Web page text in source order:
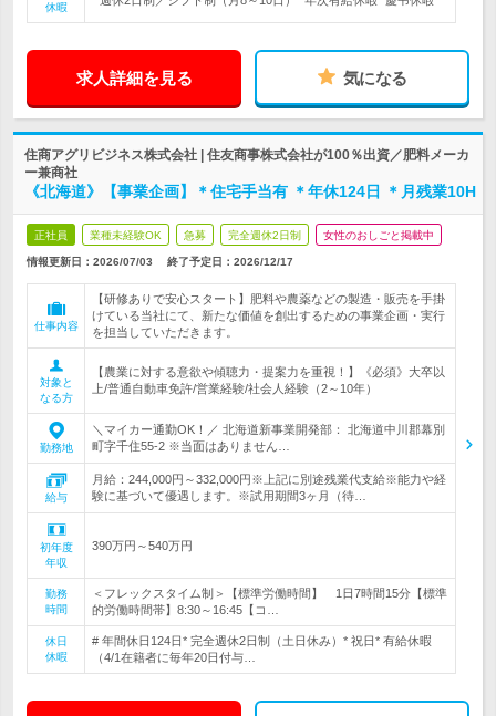
休暇
求人詳細を見る 気になる
住商アグリビジネス株式会社 | 住友商事株式会社が100％出資／肥料メーカ
ー兼商社
《北海道》【事業企画】＊住宅手当有 ＊年休124日 ＊月残業10H
正社員 業種未経験OK 急募 完全週休2日制 女性のおしごと掲載中
情報更新日：2026/07/03 終了予定日： 2026/12/17
仕事内容
【研修ありで安心スタート】肥料や農薬などの製造・販売を手掛
けている当社にて、新たな価値を創出するための事業企画・実行
を担当していただきます。
対象と
なる方
【農業に対する意欲や傾聴力・提案力を重視！】《必須》大卒以
上/普通自動車免許/営業経験/社会人経験（2～10年）
勤務地
＼マイカー通勤OK！／ 北海道新事業開発部： 北海道中川郡幕別
町字千住55-2 ※当面はありません…
給与
月給：244,000円～332,000円※上記に別途残業代支給※能力や経
験に基づいて優遇します。※試用期間3ヶ月（待…
初年度
年収
390万円～540万円
勤務
時間
＜フレックスタイム制＞【標準労働時間】 1日7時間15分【標準
的労働時間帯】8:30～16:45【コ…
休日
休暇
# 年間休日124日* 完全週休2日制（土日休み）* 祝日* 有給休暇
（4/1在籍者に毎年20日付与…